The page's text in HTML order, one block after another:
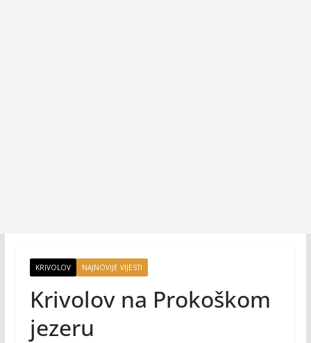
KRIVOLOV NAJNOVIJE VIJESTI
Krivolov na Prokoškom
jezeru